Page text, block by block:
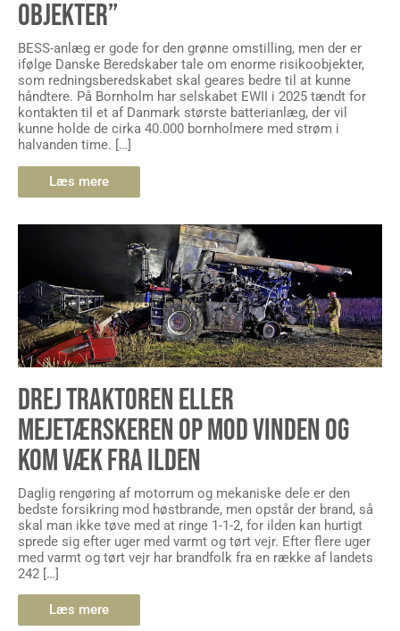
OBJEKTER”
BESS-anlæg er gode for den grønne omstilling, men der er
ifølge Danske Beredskaber tale om enorme risikoobjekter,
som redningsberedskabet skal geares bedre til at kunne
håndtere. På Bornholm har selskabet EWII i 2025 tændt for
kontakten til et af Danmark største batterianlæg, der vil
kunne holde de cirka 40.000 bornholmere med strøm i
halvanden time. […]
Læs mere
DREJ TRAKTOREN ELLER
MEJETÆRSKEREN OP MOD VINDEN OG
KOM VÆK FRA ILDEN
Daglig rengøring af motorrum og mekaniske dele er den
bedste forsikring mod høstbrande, men opstår der brand, så
skal man ikke tøve med at ringe 1-1-2, for ilden kan hurtigt
sprede sig efter uger med varmt og tørt vejr. Efter flere uger
med varmt og tørt vejr har brandfolk fra en række af landets
242 […]
Læs mere